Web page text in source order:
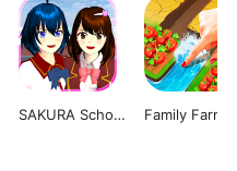
SAKURA School Simulator